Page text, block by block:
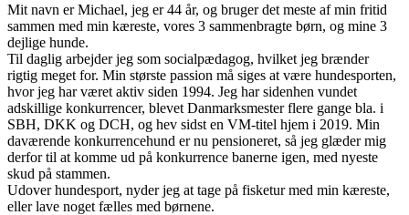
Mit navn er Michael, jeg er 44 år, og bruger det meste af min fritid
sammen med min kæreste, vores 3 sammenbragte børn, og mine 3
dejlige hunde.
Til daglig arbejder jeg som socialpædagog, hvilket jeg brænder
rigtig meget for. Min største passion må siges at være hundesporten,
hvor jeg har været aktiv siden 1994. Jeg har sidenhen vundet
adskillige konkurrencer, blevet Danmarksmester flere gange bla. i
SBH, DKK og DCH, og hev sidst en VM-titel hjem i 2019. Min
daværende konkurrencehund er nu pensioneret, så jeg glæder mig
derfor til at komme ud på konkurrence banerne igen, med nyeste
skud på stammen.
Udover hundesport, nyder jeg at tage på fisketur med min kæreste,
eller lave noget fælles med børnene.